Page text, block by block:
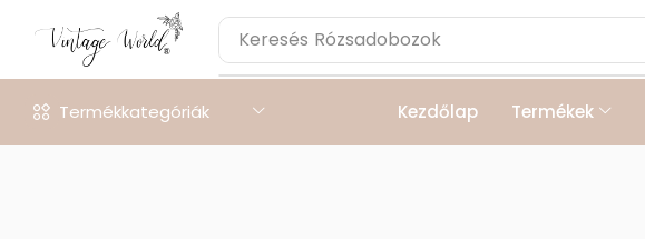
Keresés Rózsadobozok
Termékkategóriák Kezdőlap Termékek